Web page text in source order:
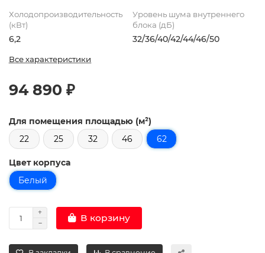
Холодопроизводительность
(кВт)
6,2
Уровень шума внутреннего
блока (дБ)
32/36/40/42/44/46/50
Все характеристики
94 890 ₽
Для помещения площадью (м²)
22
25 32 46 62
Цвет корпуса
Белый
В корзину